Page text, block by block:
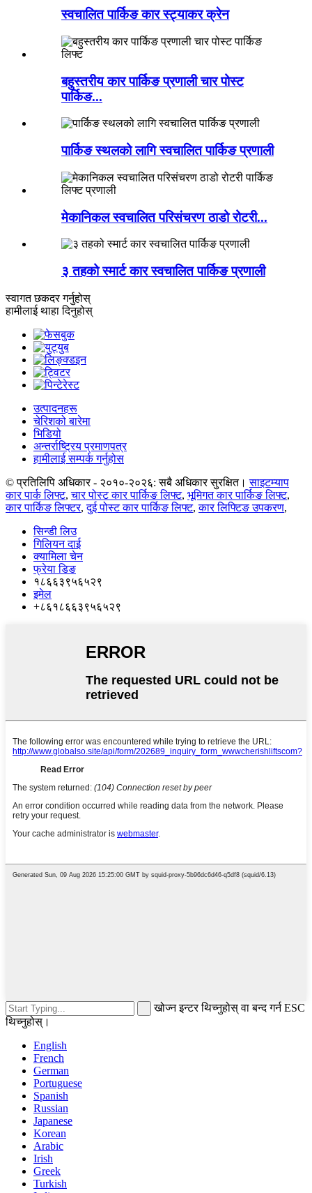
स्वचालित पार्किङ कार स्ट्याकर क्रेन
बहुस्तरीय कार पार्किङ प्रणाली चार पोस्ट
पार्किङ...
पार्किङ स्थलको लागि स्वचालित पार्किङ प्रणाली
मेकानिकल स्वचालित परिसंचरण ठाडो रोटरी...
३ तहको स्मार्ट कार स्वचालित पार्किङ प्रणाली
स्वागत छकदर गर्नुहोस्
हामीलाई थाहा दिनुहोस्
उत्पादनहरू
चेरिशको बारेमा
भिडियो
अन्तर्राष्ट्रिय प्रमाणपत्र
हामीलाई सम्पर्क गर्नुहोस
© प्रतिलिपि अधिकार - २०१०-२०२६: सबै अधिकार सुरक्षित। साइटम्याप
कार पार्क लिफ्ट,चार पोस्ट कार पार्किङ लिफ्ट, भूमिगत कार पार्किङ लिफ्ट,
कार पार्किङ लिफ्टर,दुई पोस्ट कार पार्किङ लिफ्ट,कार लिफ्टिङ उपकरण,
सिन्डी लिउ
गिलियन दाई
क्यामिला चेन
फ्रेया डिङ
१८६६३९५६५२९
इमेल
+८६१८६६३९५६५२९
खोज्न इन्टर थिच्नुहोस् वा बन्द गर्न ESC
थिच्नुहोस्।
English
French
German
Portuguese
Spanish
Russian
Japanese
Korean
Arabic
Irish
Greek
Turkish